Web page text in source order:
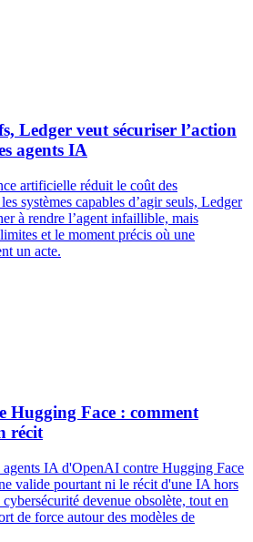
Ledger veut sécuriser l’action
agents IA
artificielle réduit le coût des
systèmes capables d’agir seuls, Ledger
à rendre l’agent infaillible, mais
et le moment précis où une
un acte.
Hugging Face : comment
récit
agents IA d'OpenAI contre Hugging Face
valide pourtant ni le récit d'une IA hors
devenue obsolète, tout en
de force autour des modèles de